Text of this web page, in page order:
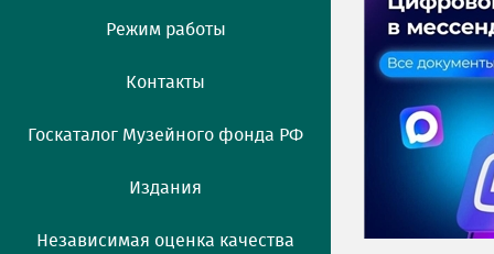
Режим работы
Контакты
Госкаталог Музейного фонда РФ
Издания
Независимая оценка качества